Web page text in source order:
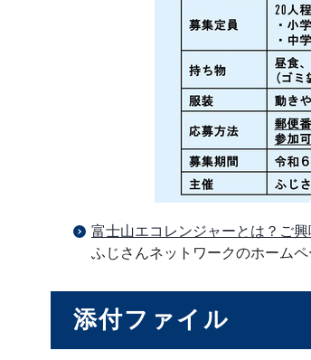
富士山エコレンジャーとは？ご
ふじさんネットワークのホーム
添付ファイル